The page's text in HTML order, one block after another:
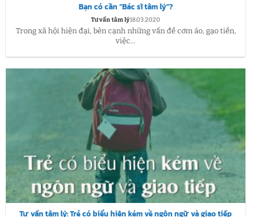
Bạn có cần “Bác sĩ tâm lý”?
Tư vấn tâm lý18.03.2020
Trong xã hội hiện đại, bên cạnh những vấn đề cơm áo, gạo tiền,
việc...
Tư vấn tâm lý: Trẻ có biểu hiện kém về ngôn ngữ và giao tiếp